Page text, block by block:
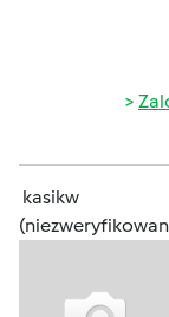
kasikw